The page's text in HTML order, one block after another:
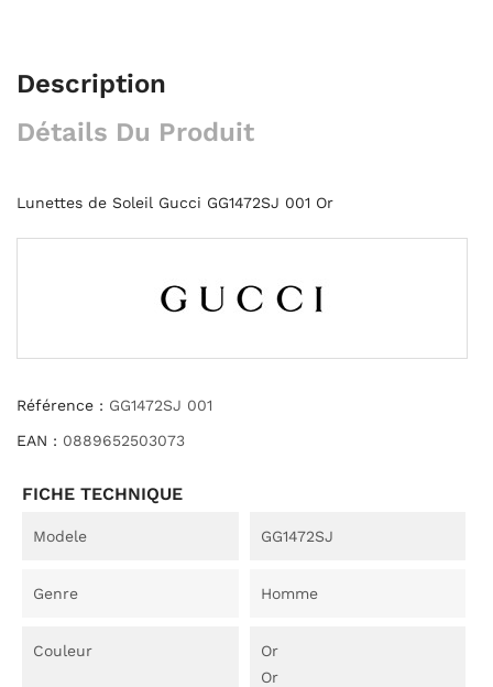
Description
Détails Du Produit
Lunettes de Soleil Gucci GG1472SJ 001 Or
Référence : GG1472SJ 001
EAN : 0889652503073
FICHE TECHNIQUE
Modele GG1472SJ
Genre Homme
Couleur
Or
Or